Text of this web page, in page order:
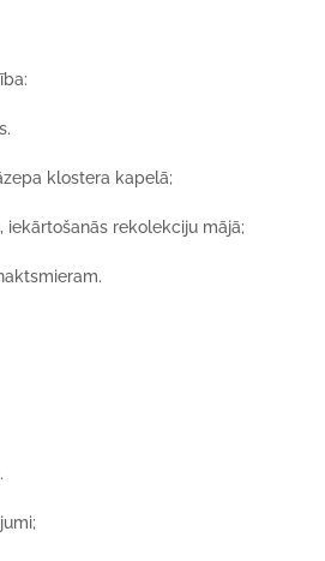
klostera kapelā;
iekārtošanās rekolekciju mājā;